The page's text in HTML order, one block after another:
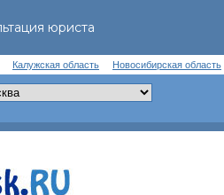
Калужская область Новосибирская область